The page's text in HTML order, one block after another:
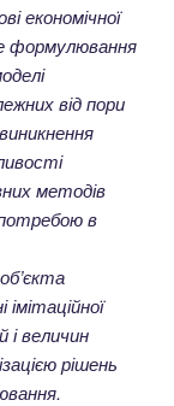
економічної
формулювання
від пори
методів
потребою в
і величин
рішень